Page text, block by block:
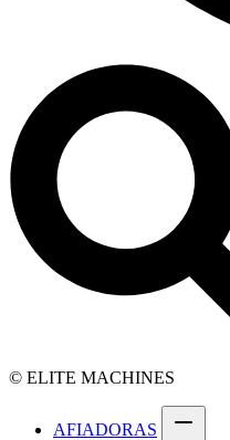
© ELITE MACHINES
AFIADORAS